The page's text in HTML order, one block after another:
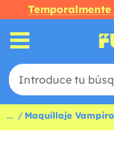
... Maquillaje